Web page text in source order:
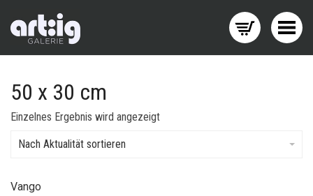
Menü wechseln
50 x 30 cm
Einzelnes Ergebnis wird angezeigt
Nach Aktualität sortieren
Vango